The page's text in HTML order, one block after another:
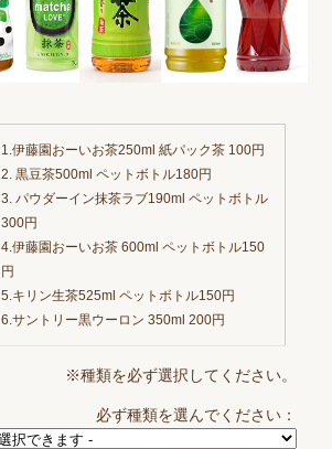
1.伊藤園おーいお茶250ml 紙パック茶 100円
2. 黒豆茶500ml ペットボトル180円
3. パウダーイン抹茶ラブ190ml ペットボトル
300円
4.伊藤園おーいお茶 600ml ペットボトル150
円
5.キリン生茶525ml ペットボトル150円
6.サントリー黒ウーロン 350ml 200円
※種類を必ず選択してください。
必ず種類を選んでください：